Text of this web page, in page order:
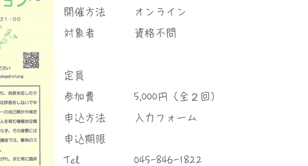
​開催方法
対象者
オンライン
資格不問
定員
参加費
申込方法
申込期限
Tel
5,000円（全２回）
入力フォーム
045-846-1822